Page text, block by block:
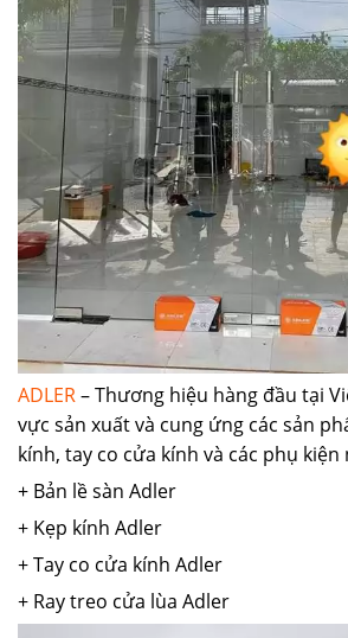
ADLER– Thương hiệu hàng đầu tại
vực sản xuất và cung ứng các sản
kính, tay co cửa kính và các phụ kiện
+ Bản lề sàn Adler
+ Kẹp kính Adler
+ Tay co cửa kính Adler
+ Ray treo cửa lùa Adler